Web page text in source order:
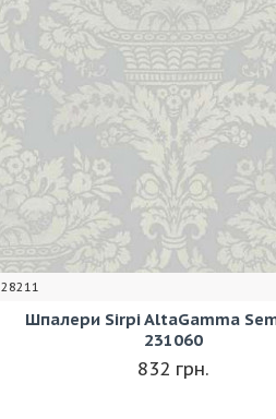
28211
Шпалери Sirpi AltaGamma
231060
832 грн.